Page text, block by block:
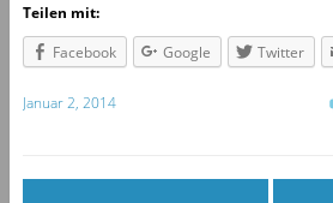
Teilen mit:
Facebook
Google Twitter
Januar 2, 2014